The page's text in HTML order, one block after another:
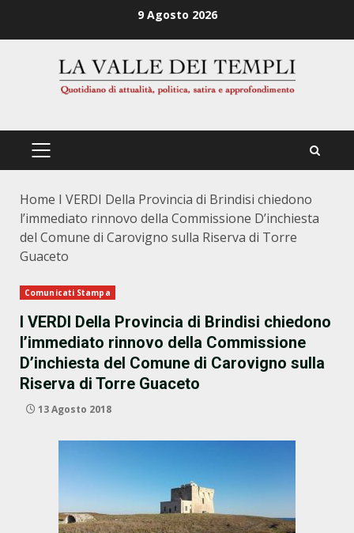
9 Agosto 2026
PRIMÄRES
Home I VERDI Della Provincia di Brindisi chiedono
l’immediato rinnovo della Commissione D’inchiesta
del Comune di Carovigno sulla Riserva di Torre
Guaceto
Comunicati Stampa
I VERDI Della Provincia di Brindisi chiedono
l’immediato rinnovo della Commissione
D’inchiesta del Comune di Carovigno sulla
Riserva di Torre Guaceto
13 Agosto 2018